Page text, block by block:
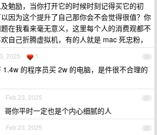
勉励，当你打开它的时候时刻记得买它的初
因为这个提升了自己那你会不会觉得很值？你
在我看来毫无意义，这里每个人的消费观都不
自己折腾虚拟机，有的人就是 mac 死忠粉，
20
2025 1
1.4w 的程序员买 2w 的电脑，是件很不合理的
21
Feb 23, 2025
哥你平时一定也是个内心细腻的人
22
Feb 23, 2025